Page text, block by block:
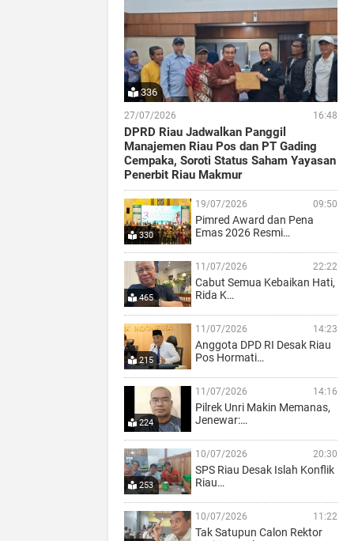
336
27/07/2026 16:48
DPRD Riau Jadwalkan Panggil
Manajemen Riau Pos dan PT Gading
Cempaka, Soroti Status Saham Yayasan
Penerbit Riau Makmur
330
19/07/2026 09:50
Pimred Award dan Pena
Emas 2026 Resmi…
465
11/07/2026 22:22
Cabut Semua Kebaikan Hati,
Rida K…
215
11/07/2026 14:23
Anggota DPD RI Desak Riau
Pos Hormati…
224
11/07/2026 14:16
Pilrek Unri Makin Memanas,
Jenewar:…
253
10/07/2026 20:30
SPS Riau Desak Islah Konflik
Riau…
10/07/2026 11:22
Tak Satupun Calon Rektor